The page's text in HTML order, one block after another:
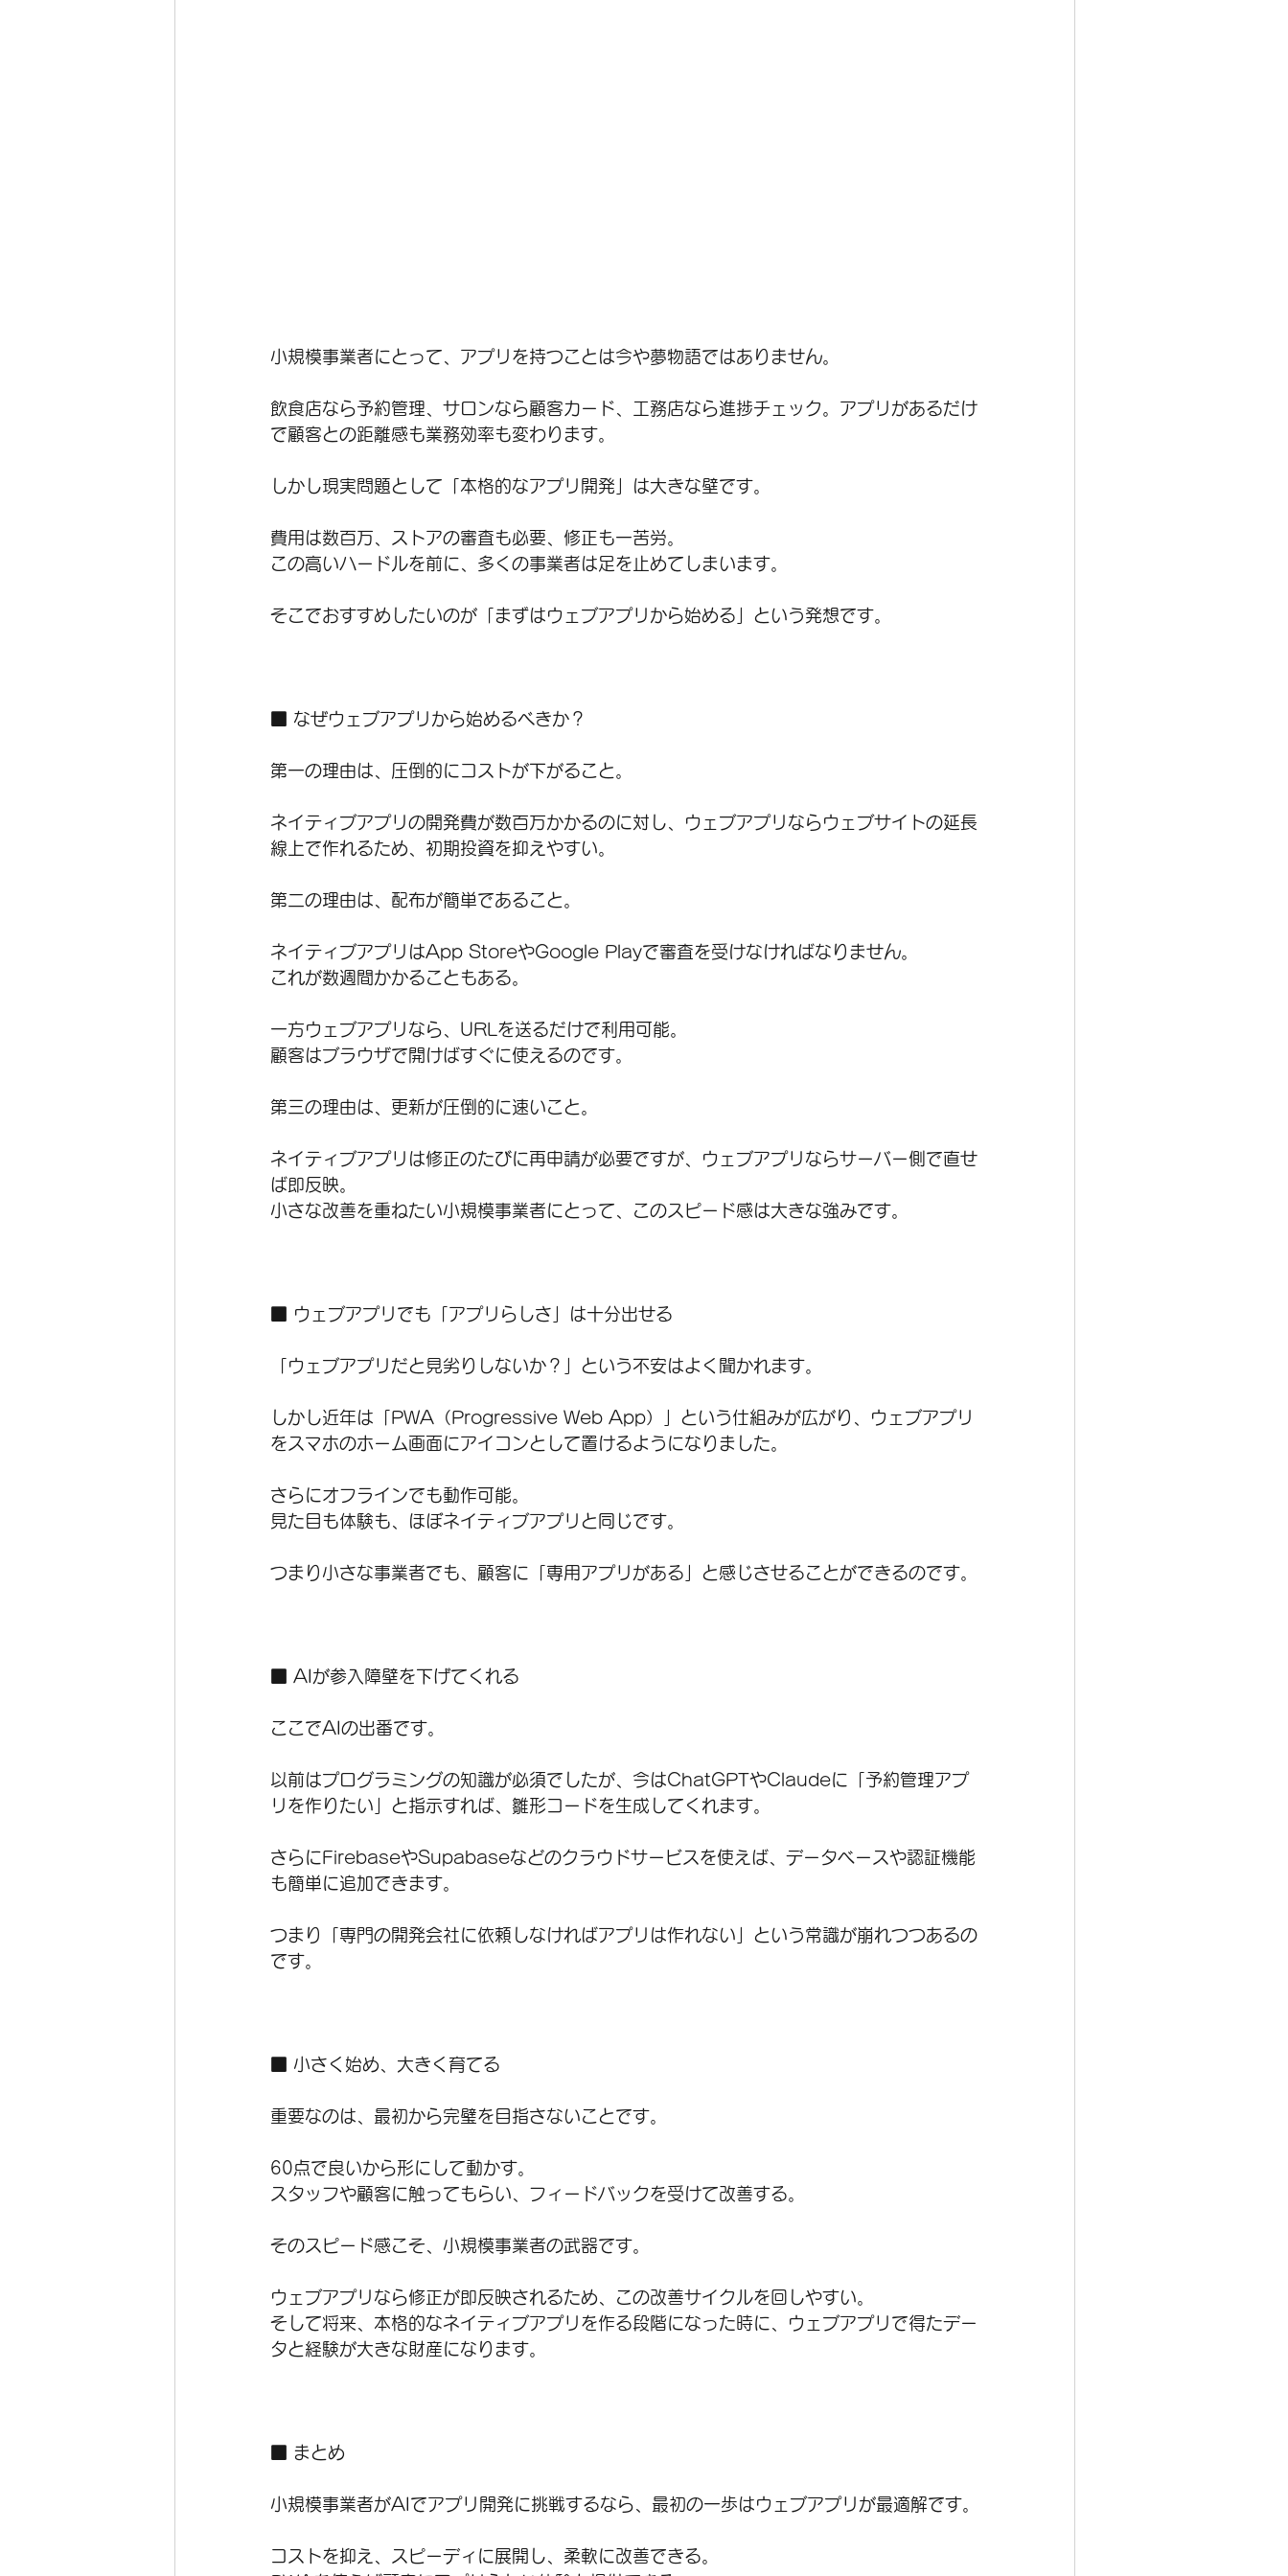
小規模事業者にとって、アプリを持つことは今や夢物語ではありません。
飲食店なら予約管理、サロンなら顧客カード、工務店なら進捗チェック。アプリがあるだけ
で顧客との距離感も業務効率も変わります。
しかし現実問題として「本格的なアプリ開発」は大きな壁です。
費用は数百万、ストアの審査も必要、修正も一苦労。
この高いハードルを前に、多くの事業者は足を止めてしまいます。
そこでおすすめしたいのが「まずはウェブアプリから始める」という発想です。
■ なぜウェブアプリから始めるべきか？
第一の理由は、圧倒的にコストが下がること。
ネイティブアプリの開発費が数百万かかるのに対し、ウェブアプリならウェブサイトの延長
線上で作れるため、初期投資を抑えやすい。
第二の理由は、配布が簡単であること。
ネイティブアプリはApp StoreやGoogle Playで審査を受けなければなりません。
これが数週間かかることもある。
一方ウェブアプリなら、URLを送るだけで利用可能。
顧客はブラウザで開けばすぐに使えるのです。
第三の理由は、更新が圧倒的に速いこと。
ネイティブアプリは修正のたびに再申請が必要ですが、ウェブアプリならサーバー側で直せ
ば即反映。
小さな改善を重ねたい小規模事業者にとって、このスピード感は大きな強みです。
■ ウェブアプリでも「アプリらしさ」は十分出せる
「ウェブアプリだと見劣りしないか？」という不安はよく聞かれます。
しかし近年は「PWA（Progressive Web App）」という仕組みが広がり、ウェブアプリ
をスマホのホーム画面にアイコンとして置けるようになりました。
さらにオフラインでも動作可能。
見た目も体験も、ほぼネイティブアプリと同じです。
つまり小さな事業者でも、顧客に「専用アプリがある」と感じさせることができるのです。
■ AIが参入障壁を下げてくれる
ここでAIの出番です。
以前はプログラミングの知識が必須でしたが、今はChatGPTやClaudeに「予約管理アプ
リを作りたい」と指示すれば、雛形コードを生成してくれます。
さらにFirebaseやSupabaseなどのクラウドサービスを使えば、データベースや認証機能
も簡単に追加できます。
つまり「専門の開発会社に依頼しなければアプリは作れない」という常識が崩れつつあるの
です。
■ 小さく始め、大きく育てる
重要なのは、最初から完璧を目指さないことです。
60点で良いから形にして動かす。
スタッフや顧客に触ってもらい、フィードバックを受けて改善する。
そのスピード感こそ、小規模事業者の武器です。
ウェブアプリなら修正が即反映されるため、この改善サイクルを回しやすい。
そして将来、本格的なネイティブアプリを作る段階になった時に、ウェブアプリで得たデー
タと経験が大きな財産になります。
■ まとめ
小規模事業者がAIでアプリ開発に挑戦するなら、最初の一歩はウェブアプリが最適解です。
コストを抑え、スピーディに展開し、柔軟に改善できる。